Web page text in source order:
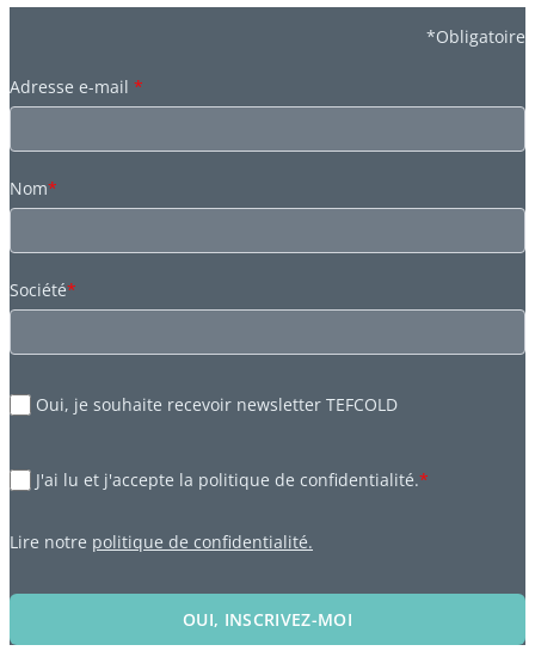
*Obligatoire
Adresse e-mail *
Nom*
Société*
Oui, je souhaite recevoir newsletter TEFCOLD
J'ai lu et j'accepte la politique de confidentialité.*
Lire notre politique de confidentialité.
OUI, INSCRIVEZ-MOI